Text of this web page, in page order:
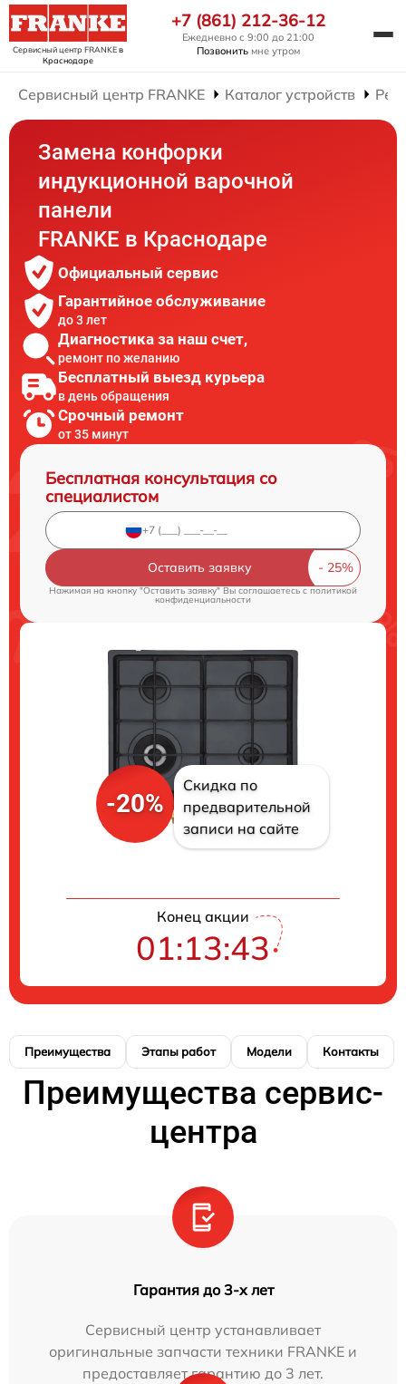
Сервисный центр FRANKEв
Краснодаре
+7 (861) 212-36-12
Ежедневно с 9:00 до 21:00
Позвонить мне утром
Сервисный центр FRANKE Каталог устройств
Замена конфорки
индукционной варочной
панели
FRANKE в Краснодаре
Официальный сервис
Гарантийное обслуживание
до 3 лет
Диагностика за наш счет,
ремонт по желанию
Бесплатный выезд курьера
в день обращения
Срочный ремонт
от 35 минут
Бесплатная консультация со
специалистом
Оставить заявку
Нажимая на кнопку "Оставить заявку" Вы соглашаетесь cполитикой
конфиденциальности
-20%
Скидка по
предварительной
записи на сайте
Конец акции
01:13:42
Преимущества Этапы работ Модели Контакты
Преимущества сервис-
центра
Гарантия до 3-х лет
Сервисный центр устанавливает
оригинальные запчасти техники FRANKE и
предоставляет гарантию до 3 лет.